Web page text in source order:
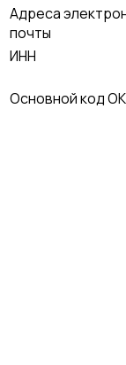
Адреса
почты
ИНН
Основной код